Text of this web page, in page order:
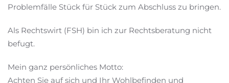
Problemfälle Stück für Stück zum Abschluss zu bringen.
Als Rechtswirt (FSH) bin ich zur Rechtsberatung nicht
befugt.
Mein ganz persönliches Motto:
Achten Sie auf sich und Ihr Wohlbefinden und